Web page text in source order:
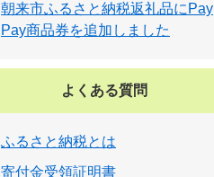
朝来市ふるさと納税返礼品にPay
Pay商品券を追加しました
よくある質問
ふるさと納税とは
寄付金受領証明書